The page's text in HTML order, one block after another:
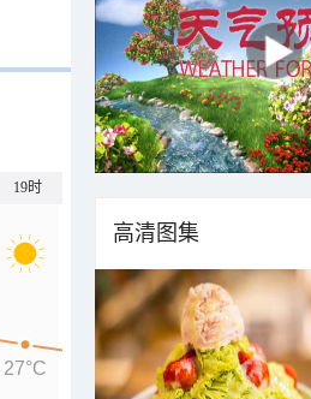
19时
27°C 26°C 26°C 25°C
高清图集